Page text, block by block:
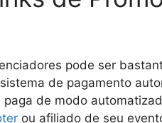
pode ser
de pagamento
de modo
ou afiliado de seu